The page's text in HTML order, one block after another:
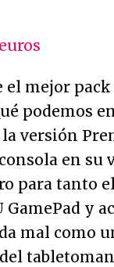
el mejor pack
podemos
versión
en su
para tanto
y
mal como